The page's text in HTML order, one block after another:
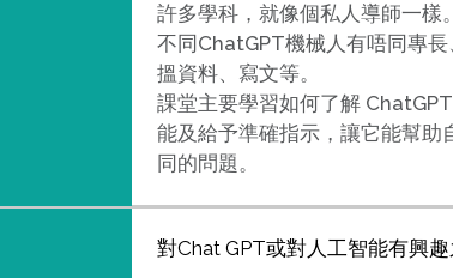
許多學科，就像個私人導師一樣。
不同ChatGPT機械人有唔同專長
搵資料、寫文等。
課堂主要學習如何了解
能及給予準確指示，讓它能幫助
同的問題。
對Chat GPT或對人工智能有興